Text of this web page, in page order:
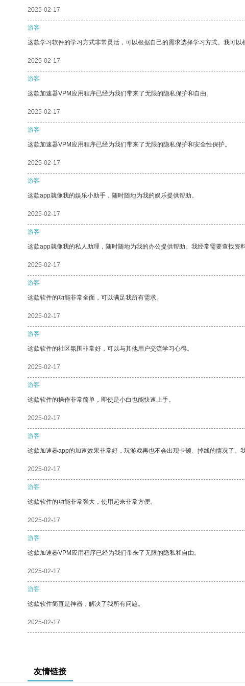
2025-02-17
游客
这款学习软件的学习方式非常灵活，可以根据自己的需求选择学习方式。我可以
2025-02-17
游客
这款加速器VPM应用程序已经为我们带来了无限的隐私保护和自由。
2025-02-17
游客
这款加速器VPM应用程序已经为我们带来了无限的隐私保护和安全性保护。
2025-02-17
游客
这款app就像我的娱乐小助手，随时随地为我的娱乐提供帮助。
2025-02-17
游客
这款app就像我的私人助理，随时随地为我的办公提供帮助。我经常需要查找资
2025-02-17
游客
这款软件的功能非常全面，可以满足我所有需求。
2025-02-17
游客
这款软件的社区氛围非常好，可以与其他用户交流学习心得。
2025-02-17
游客
这款软件的操作非常简单，即使是小白也能快速上手。
2025-02-17
游客
这款加速器app的加速效果非常好，玩游戏再也不会出现卡顿、掉线的情况了。
2025-02-17
游客
这款软件的功能非常强大，使用起来非常方便。
2025-02-17
游客
这款加速器VPM应用程序已经为我们带来了无限的隐私和自由。
2025-02-17
游客
这款软件简直是神器，解决了我所有问题。
2025-02-17
友情链接